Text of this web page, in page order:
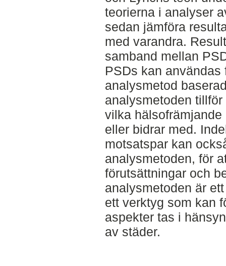
teorierna i analyser
sedan jämföra
med varandra.
samband mellan
PSDs kan
analysmetod
analysmetoden
vilka
eller bidrar med.
motsatspar kan
analysmetoden, för
förutsättningar och
analysmetoden är
ett verktyg som kan
aspekter tas i
av städer.